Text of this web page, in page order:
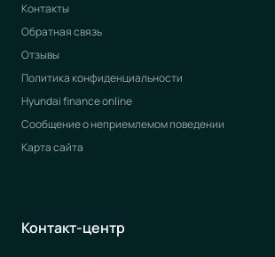
Контакты
Обратная связь
Отзывы
Политика конфиденциальности
Hyundai finance online
Сообщение о неприемлемом поведении
Карта сайта
Контакт-центр